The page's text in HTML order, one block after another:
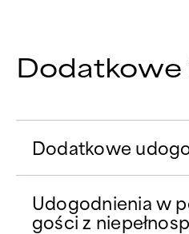
Dodatkowe
Udogodnienia w
gości z